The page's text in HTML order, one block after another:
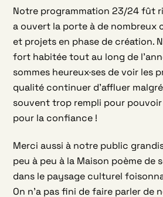
Notre programmation 23/24 fût
a ouvert la porte à de nombreux
et projets en phase de création.
fort habitée tout au long de
sommes heureux·ses de voir les
qualité continuer d’affluer
souvent trop rempli pour
pour la confiance !
Merci aussi à notre public
peu à peu à la Maison poème de
dans le paysage culturel
On n’a pas fini de faire parler de